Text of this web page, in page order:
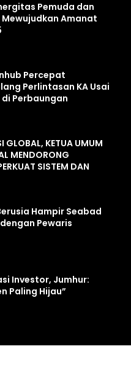
Pemuda dan
Amanat
Percepat
Perlintasan KA Usai
Perbaungan
GLOBAL, KETUA UMUM
MENDORONG
SISTEM DAN
Hampir Seabad
Pewaris
Investor, Jumhur:
Paling Hijau”